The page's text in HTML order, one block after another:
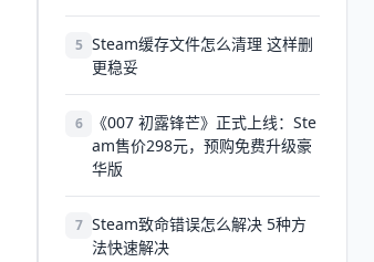
5 Steam缓存文件怎么清理 这样删
更稳妥
6
《007 初露锋芒》正式上线：Ste
am售价298元，预购免费升级豪
华版
7 Steam致命错误怎么解决 5种方
法快速解决